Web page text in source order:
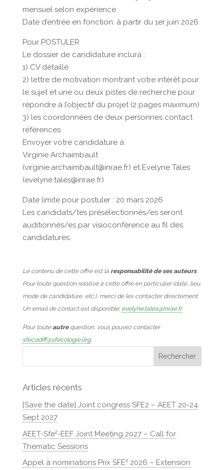
mensuel selon expérience
Date d’entrée en fonction: à partir du 1er juin 2026
Pour POSTULER
Le dossier de candidature inclura :
1) CV détaillé
2) lettre de motivation montrant votre intérêt pour
le sujet et une ou deux pistes de recherche pour
répondre à l’objectif du projet (2 pages maximum)
3) les coordonnées de deux personnes contact
références.
Envoyer votre candidature à:
Virginie Archaimbault
(virginie.archaimbault@inrae.fr) et Evelyne Tales
(evelyne.tales@inrae.fr)
Date limite pour postuler : 20 mars 2026
Les candidats/tes présélectionnés/es seront
auditionnés/es par visioconférence au fil des
candidatures.
Le contenu de cette offre est la responsabilité de ses auteurs.
Pour toute question relative à cette offre en particulier (date, lieu,
mode de candidature, etc.), merci de les contacter directement.
Un email de contact est disponible: evelyne.tales@inrae.fr
Pour touteautrequestion, vous pouvez contacter
sfecodiff@sfecologie.org.
Articles récents
[Save the date] Joint congress SFE2 – AEET 20-24
Sept 2027
AEET-Sfe²-EEF Joint Meeting 2027 – Call for
Thematic Sessions
Appel à nominations Prix SFE² 2026 – Extension